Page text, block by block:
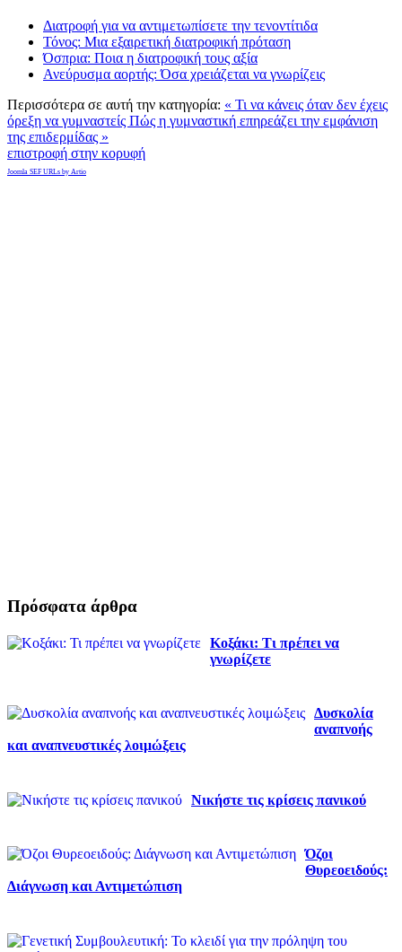
Διατροφή για να αντιμετωπίσετε την τενοντίτιδα
Τόνος: Μια εξαιρετική διατροφική πρόταση
Όσπρια: Ποια η διατροφική τους αξία
Ανεύρυσμα αορτής: Όσα χρειάζεται να γνωρίζεις
Περισσότερα σε αυτή την κατηγορία: « Τι να κάνεις όταν δεν έχεις
όρεξη να γυμναστείς Πώς η γυμναστική επηρεάζει την εμφάνιση
της επιδερμίδας »
επιστροφή στην κορυφή
Joomla SEF URLs by Artio
Πρόσφατα άρθρα
Κοξάκι: Τι πρέπει να
γνωρίζετε
Δυσκολία
αναπνοής
και αναπνευστικές λοιμώξεις
Νικήστε τις κρίσεις πανικού
Όζοι
Θυρεοειδούς:
Διάγνωση και Αντιμετώπιση